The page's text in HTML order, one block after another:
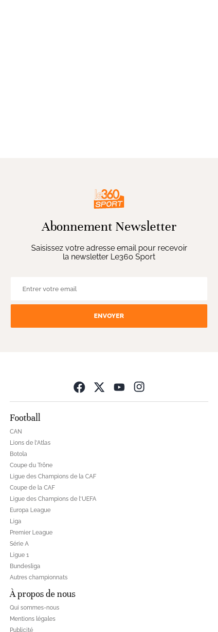
Abonnement Newsletter
Saisissez votre adresse email pour recevoir
la newsletter Le360 Sport
ENVOYER
Football
CAN
Lions de l'Atlas
Botola
Coupe du Trône
Ligue des Champions de la CAF
Coupe de la CAF
Ligue des Champions de l'UEFA
Europa League
Liga
Premier League
Série A
Ligue 1
Bundesliga
Autres championnats
À propos de nous
Qui sommes-nous
Mentions légales
Publicité